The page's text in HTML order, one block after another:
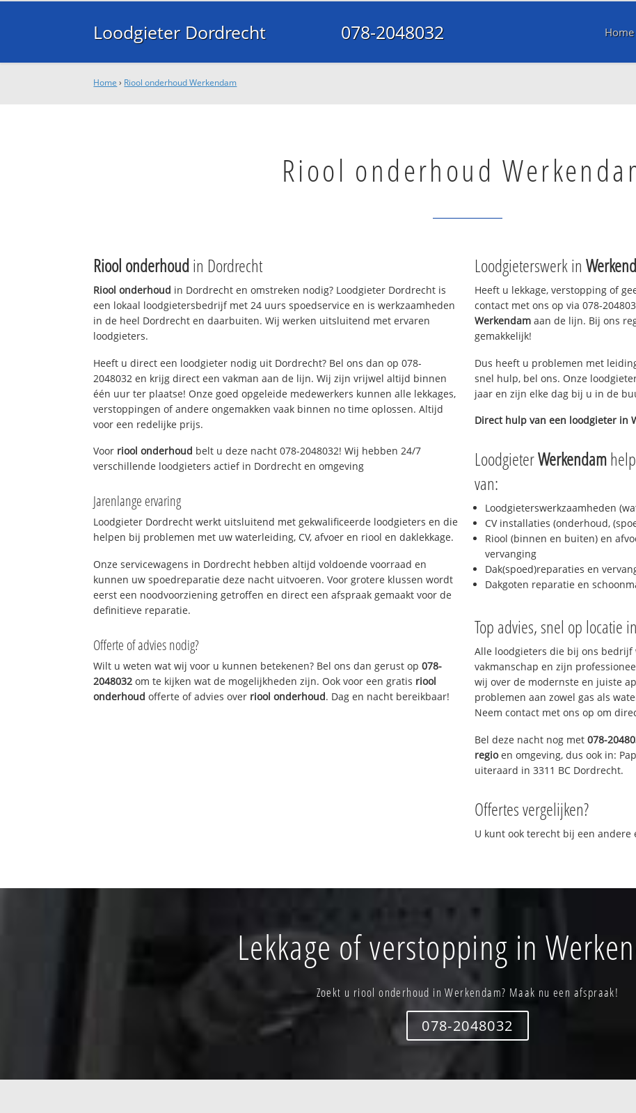
Loodgieter Dordrecht 078-2048032 Home
Home › Riool onderhoud Werkendam
Riool onderhoud
Riool onderhoudin Dordrecht
Riool onderhoud in Dordrecht en omstreken nodig? Loodgieter Dordrecht is
een lokaal loodgietersbedrijf met 24 uurs spoedservice en is werkzaamheden
in de heel Dordrecht en daarbuiten. Wij werken uitsluitend met ervaren
loodgieters.
Heeft u direct een loodgieter nodig uit Dordrecht? Bel ons dan op 078-
2048032 en krijg direct een vakman aan de lijn. Wij zijn vrijwel altijd binnen
één uur ter plaatse! Onze goed opgeleide medewerkers kunnen alle lekkages,
verstoppingen of andere ongemakken vaak binnen no time oplossen. Altijd
voor een redelijke prijs.
Voor riool onderhoud belt u deze nacht 078-2048032! Wij hebben 24/7
verschillende loodgieters actief in Dordrecht en omgeving
Jarenlange ervaring
Loodgieter Dordrecht werkt uitsluitend met gekwalificeerde loodgieters en die
helpen bij problemen met uw waterleiding, CV, afvoer en riool en daklekkage.
Onze servicewagens in Dordrecht hebben altijd voldoende voorraad en
kunnen uw spoedreparatie deze nacht uitvoeren. Voor grotere klussen wordt
eerst een noodvoorziening getroffen en direct een afspraak gemaakt voor de
definitieve reparatie.
Offerte of advies nodig?
Wilt u weten wat wij voor u kunnen betekenen? Bel ons dan gerust op078-
2048032 om te kijken wat de mogelijkheden zijn. Ook voor een gratis riool
onderhoud offerte of advies over riool onderhoud. Dag en nacht bereikbaar!
Loodgieterswerk in
Heeft u lekkage, verstopping of
contact met ons op via 078-
Werkendam aan de lijn. Bij ons
gemakkelijk!
Dus heeft u problemen met
snel hulp, bel ons. Onze
jaar en zijn elke dag bij u in de
Direct hulp van een loodgieter in
LoodgieterWerkendam
van:
Loodgieterswerkzaamheden
CV installaties (onderhoud,
Riool (binnen en buiten) en
vervanging
Dak(spoed)reparaties en
Dakgoten reparatie en
Top advies, snel op locatie in
Alle loodgieters die bij ons
vakmanschap en zijn
wij over de modernste en juiste
problemen aan zowel gas als
Neem contact met ons op om
Bel deze nacht nog met 078-
regioen omgeving, dus ook in:
uiteraard in 3311 BC Dordrecht.
Offertes vergelijken?
U kunt ook terecht bij een andere
Lekkage of verstopping in
Zoekt u riool onderhoud in Werkendam? Maak nu een afspraak!
078-2048032